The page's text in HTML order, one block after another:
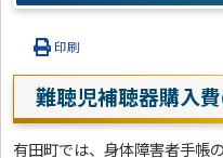
印刷
難聴児補聴器購入
有田町では、身体障害者手帳